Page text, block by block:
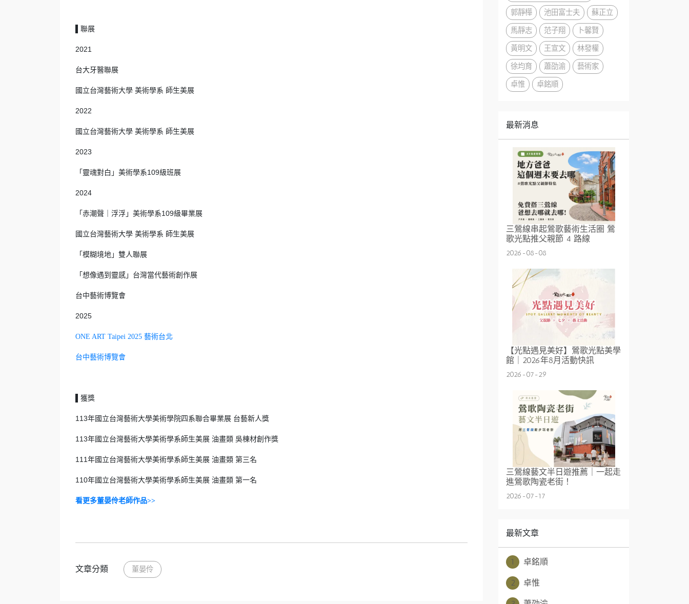
聯展
2021
台大牙醫聯展
國立台灣藝術大學 美術學系 師生美展
2022
國立台灣藝術大學 美術學系 師生美展
2023
「靈魂對白」美術學系109級班展
2024
「赤潮聲｜浮浮」美術學系109級畢業展
國立台灣藝術大學 美術學系 師生美展
「模糊境地」雙人聯展
「想像遇到靈感」台灣當代藝術創作展
台中藝術博覽會
2025
ONE ART Taipei 2025 藝術台北
台中藝術博覽會
獲獎
113年國立台灣藝術大學美術學院四系聯合畢業展 台藝新人獎
113年國立台灣藝術大學美術學系師生美展 油畫類 吳棟材創作獎
111年國立台灣藝術大學美術學系師生美展 油畫類 第三名
110年國立台灣藝術大學美術學系師生美展 油畫類 第一名
看更多董晏伶老師作品>>
文章分類 董晏伶
郭靜樺
池田富士夫
蘇正立
馬靜志
范子翔
卜馨賢
黃明文
王宣文
林發權
徐均育
蕭劭渝
藝術家
卓惟
卓銘順
最新消息
三鶯線串起鶯歌藝術生活圈 鶯
歌光點推父親節 4 路線
2026-08-08
【光點遇見美好】鶯歌光點美學
館｜2026年8月活動快訊
2026-07-29
三鶯線藝文半日遊推薦｜一起走
進鶯歌陶瓷老街！
2026-07-17
最新文章
1 卓銘順
2 卓惟